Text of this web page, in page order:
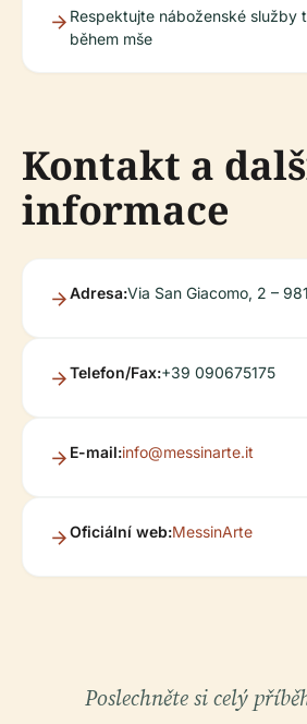
Respektujte náboženské služby
během mše
Kontakt a
informace
Adresa:Via San Giacomo, 2 –
Telefon/Fax:+39 090675175
E-mail:info@messinarte.it
Oficiální web:MessinArte
Poslechněte si celý